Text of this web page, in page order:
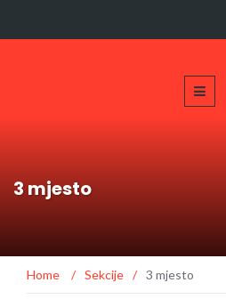
3 mjesto
Home / Sekcije / 3 mjesto